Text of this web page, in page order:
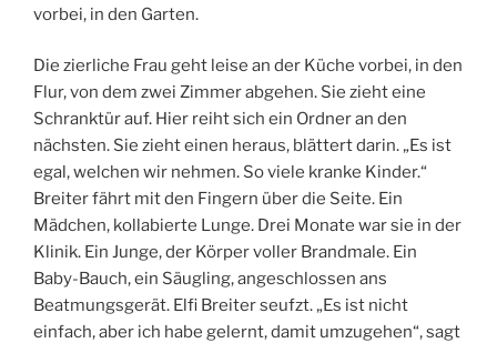
vorbei, in den Garten.
Die zierliche Frau geht leise an der Küche vorbei, in den
Flur, von dem zwei Zimmer abgehen. Sie zieht eine
Schranktür auf. Hier reiht sich ein Ordner an den
nächsten. Sie zieht einen heraus, blättert darin. „Es ist
egal, welchen wir nehmen. So viele kranke Kinder.“
Breiter fährt mit den Fingern über die Seite. Ein
Mädchen, kollabierte Lunge. Drei Monate war sie in der
Klinik. Ein Junge, der Körper voller Brandmale. Ein
Baby-Bauch, ein Säugling, angeschlossen ans
Beatmungsgerät. Elfi Breiter seufzt. „Es ist nicht
einfach, aber ich habe gelernt, damit umzugehen“, sagt